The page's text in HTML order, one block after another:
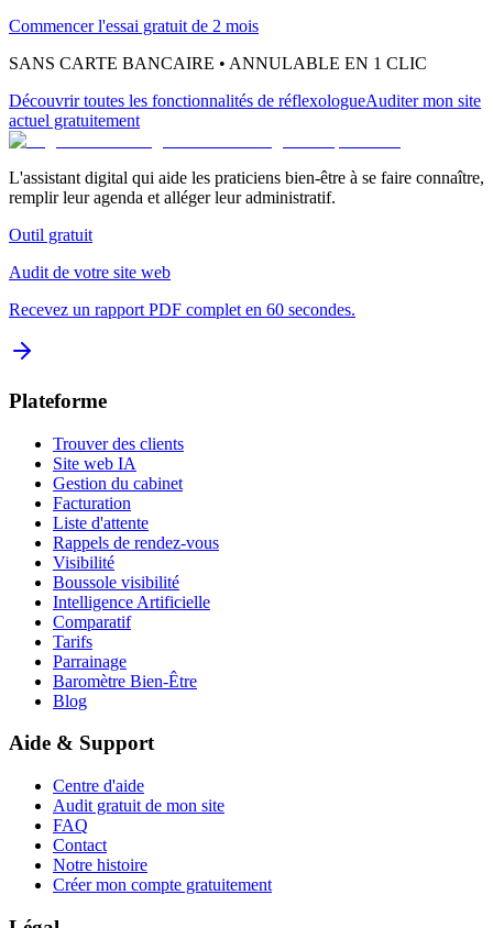
Commencer l'essai gratuit de 2 mois
SANS CARTE BANCAIRE • ANNULABLE EN 1 CLIC
Découvrir toutes les fonctionnalités de réflexologueAuditer mon site
actuel gratuitement
L'assistant digital qui aide les praticiens bien-être à se faire connaître,
remplir leur agenda et alléger leur administratif.
Outil gratuit
Audit de votre site web
Recevez un rapport PDF complet en 60 secondes.
Plateforme
Trouver des clients
Site web IA
Gestion du cabinet
Facturation
Liste d'attente
Rappels de rendez-vous
Visibilité
Boussole visibilité
Intelligence Artificielle
Comparatif
Tarifs
Parrainage
Baromètre Bien-Être
Blog
Aide & Support
Centre d'aide
Audit gratuit de mon site
FAQ
Contact
Notre histoire
Créer mon compte gratuitement